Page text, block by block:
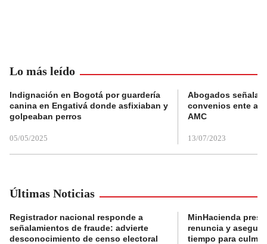
Lo más leído
Indignación en Bogotá por guardería
canina en Engativá donde asfixiaban y
golpeaban perros
05/05/2025
Abogados
convenios ente
AMC
13/07/2023
Últimas Noticias
Registrador nacional responde a
señalamientos de fraude: advierte
desconocimiento de censo electoral
MinHacienda
renuncia y
tiempo para